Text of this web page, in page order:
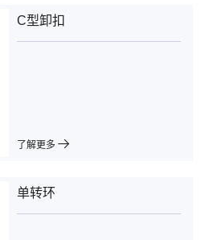
C型卸扣
了解更多
单转环